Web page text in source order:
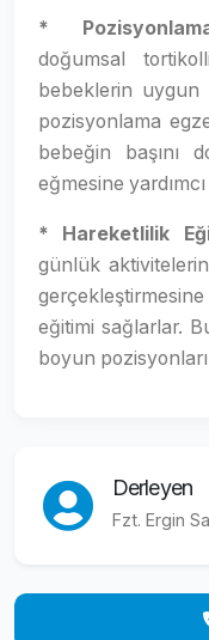
*
doğumsal
bebeklerin uygun
pozisyonlama
bebeğin başını
eğmesine
* Hareketlilik
günlük
eğitimi sağlarlar.
boyun
Derleyen
Fzt. Ergin